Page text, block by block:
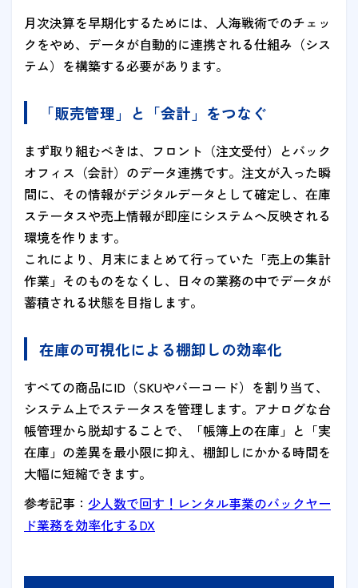
月次決算を早期化するためには、人海戦術でのチェッ
クをやめ、データが自動的に連携される仕組み（シス
テム）を構築する必要があります。
「販売管理」と「会計」をつなぐ
まず取り組むべきは、フロント（注文受付）とバック
オフィス（会計）のデータ連携です。注文が入った瞬
間に、その情報がデジタルデータとして確定し、在庫
ステータスや売上情報が即座にシステムへ反映される
環境を作ります。
これにより、月末にまとめて行っていた「売上の集計
作業」そのものをなくし、日々の業務の中でデータが
蓄積される状態を目指します。
在庫の可視化による棚卸しの効率化
すべての商品にID（SKUやバーコード）を割り当て、
システム上でステータスを管理します。アナログな台
帳管理から脱却することで、「帳簿上の在庫」と「実
在庫」の差異を最小限に抑え、棚卸しにかかる時間を
大幅に短縮できます。
参考記事： 少人数で回す！レンタル事業のバックヤー
ド業務を効率化するDX